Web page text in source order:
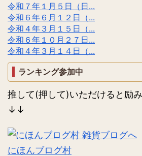
令和７年１月５日（日...
令和６年６月１２日（...
令和４年３月１５日（...
令和６年１０月２７日...
令和４年３月１４日（...
ランキング参加中
推して(押して)いただけると励
↓↓
にほんブログ村